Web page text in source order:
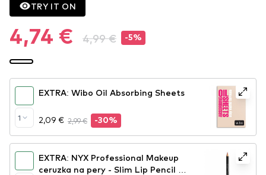
TRY IT ON
4,74 € 4,99 € -5%
1
EXTRA: Wibo Oil Absorbing Sheets
2,09 € 2,99 € -30%
EXTRA: NYX Professional Makeup
ceruzka na pery - Slim Lip Pencil –